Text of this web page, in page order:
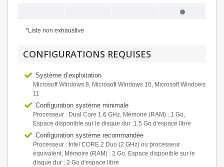
*Liste non exhaustive
CONFIGURATIONS REQUISES
Système d’exploitation
Microsoft Windows 8, Microsoft Windows 10, Microsoft Windows
11
Configuration système minimale
Processeur : Dual Core 1.6 GHz, Mémoire (RAM) : 1 Go,
Espace disponible sur le disque dur :1.5 Go d'espace libre
Configuration système recommandée
Processeur : Intel CORE 2 Duo (2 GHz) ou processeur
équivalent, Mémoire (RAM) : 2 Go, Espace disponible sur le
disque dur : 2 Go d'espace libre